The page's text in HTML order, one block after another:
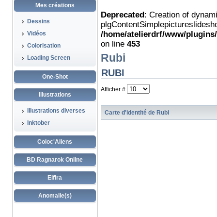
Mes créations
Dessins
Vidéos
Colorisation
Loading Screen
One-Shot
Illustrations
Illustrations diverses
Inktober
Coloc'Aliens
BD Ragnarok Online
Elfira
Anomalie(s)
Deprecated: Creation of
/home/atelierdrf/www/
on line 453
Rubi
RUBI
Afficher #
Carte d'identité de Rubi